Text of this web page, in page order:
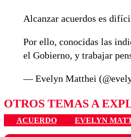
Alcanzar acuerdos es
Por ello, conocidas las
el Gobierno, y trabajar
— Evelyn Matthei
OTROS TEMAS A
ACUERDO EVELYN